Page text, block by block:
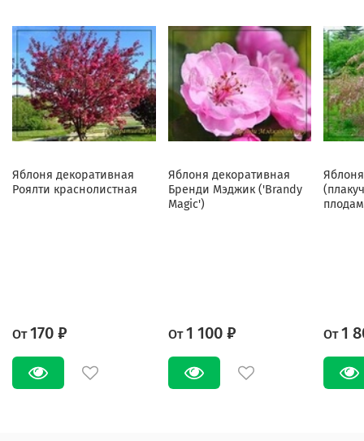
Яблоня декоративная
Роялти краснолистная
От 170 ₽
Яблоня декоративная
Бренди Мэджик ('Brandy
Magic')
От 1 100 ₽ От 1